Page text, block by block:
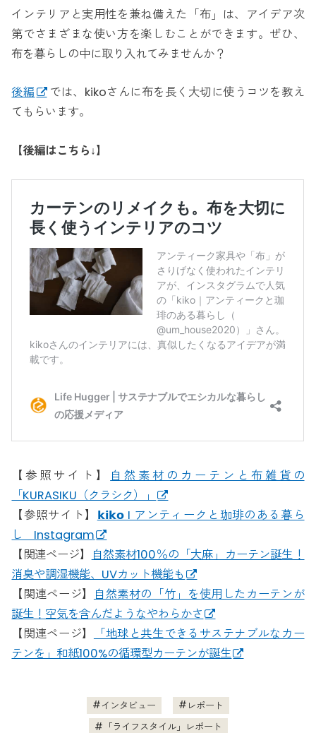
インテリアと実用性を兼ね備えた「布」は、アイデア次
第でさまざまな使い方を楽しむことができます。ぜひ、
布を暮らしの中に取り入れてみませんか？
後編
では、kikoさんに布を長く大切に使うコツを教え
てもらいます。
【後編はこちら↓】
【参照サイト】
自然素材のカーテンと布雑貨の
「KURASIKU（クラシク）」
【参照サイト】 𝗸𝗶𝗸𝗼 I アンティークと珈琲のある暮ら
し Instagram
【関連ページ】
自然素材100％の「大麻」カーテン誕生！
消臭や調湿機能、UVカット機能も
【関連ページ】
自然素材の「竹」を使用したカーテンが
誕生！空気を含んだようなやわらかさ
【関連ページ】
「地球と共生できるサステナブルなカー
テンを」和紙100%の循環型カーテンが誕生
インタビュー
レポート
「ライフスタイル」レポート